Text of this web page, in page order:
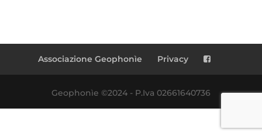
Associazione Geophonìe Privacy
Geophonìe ©2024 - P.Iva 02661640736